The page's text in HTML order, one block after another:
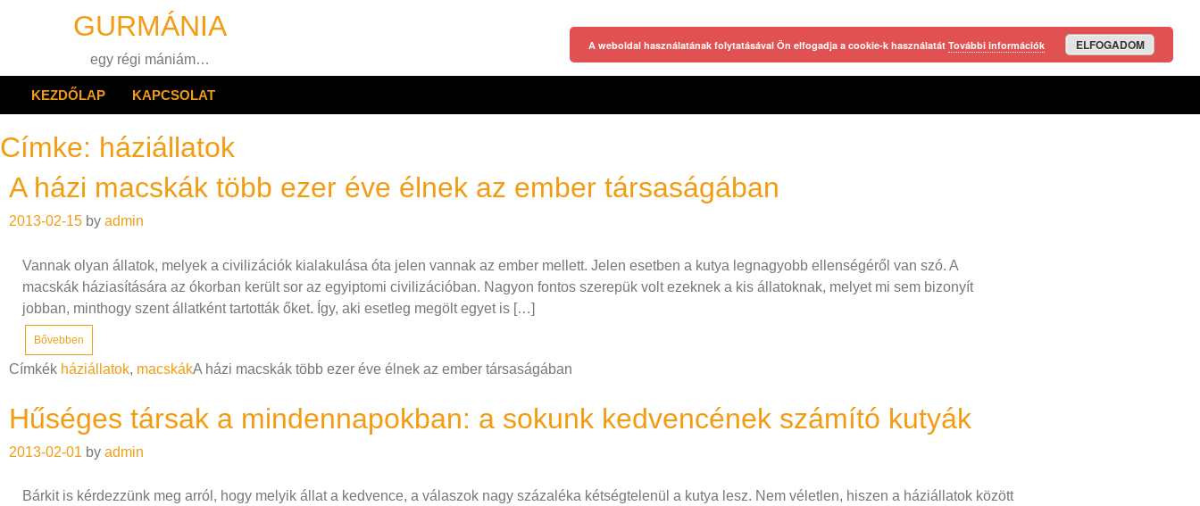
GURMÁNIA
egy régi mániám…
KEZDŐLAP KAPCSOLAT
Címke: háziállatok
A házi macskák több ezer éve élnek az ember társaságában
2013-02-15 by admin
Vannak olyan állatok, melyek a civilizációk kialakulása óta jelen vannak az ember mellett. Jelen esetben a kutya legnagyobb ellenségéről van szó. A
macskák háziasítására az ókorban került sor az egyiptomi civilizációban. Nagyon fontos szerepük volt ezeknek a kis állatoknak, melyet mi sem bizonyít
jobban, minthogy szent állatként tartották őket. Így, aki esetleg megölt egyet is […]
Bővebben
Címkék háziállatok, macskákA házi macskák több ezer éve élnek az ember társaságában
Hűséges társak a mindennapokban: a sokunk kedvencének számító kutyák
2013-02-01 by admin
Bárkit is kérdezzünk meg arról, hogy melyik állat a kedvence, a válaszok nagy százaléka kétségtelenül a kutya lesz. Nem véletlen, hiszen a háziállatok között
A weboldal használatának folytatásával Ön elfogadja a cookie-k használatát További információk ELFOGADOM